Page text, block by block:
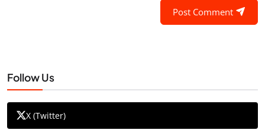
Post Comment
Follow Us
X (Twitter)